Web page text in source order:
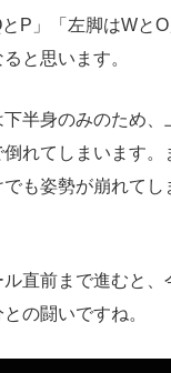
P」「左脚はWと
と思います。
半身のみのため
れてしまいます
も姿勢が崩れて
直前まで進むと
の闘いですね。